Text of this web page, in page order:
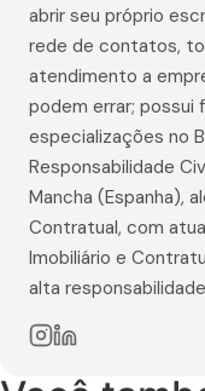
abrir seu próprio
rede de contatos,
atendimento a
podem errar; possui
especializações no
Responsabilidade
Mancha (Espanha),
Contratual, com
Imobiliário e
alta